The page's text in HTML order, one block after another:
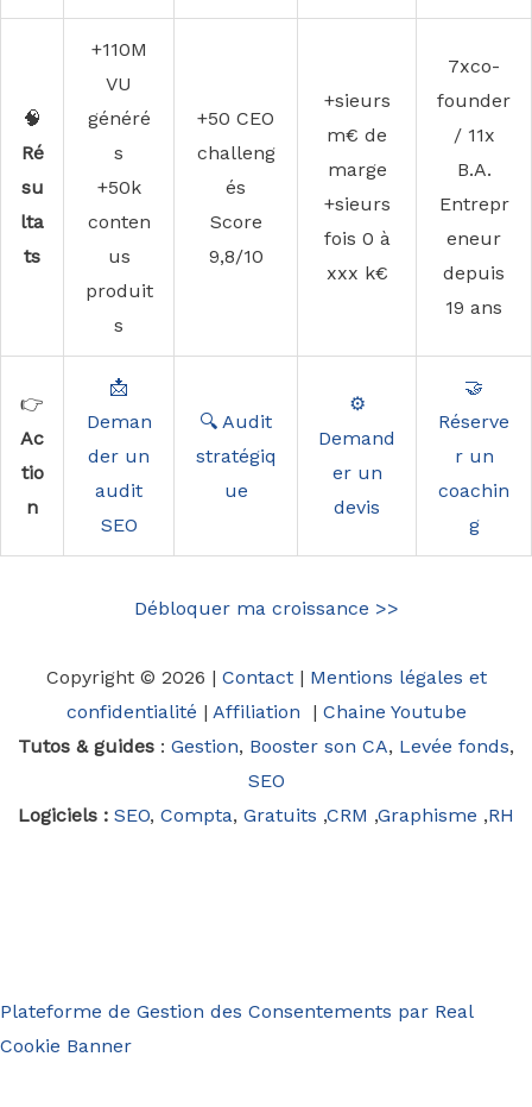
🧠
Ré
su
lta
ts
+110M
VU
généré
s
+50k
conten
us
produit
s
+50 CEO
challeng
és
Score
9,8/10
+sieurs
m€ de
marge
+sieurs
fois 0 à
xxx k€
7xco-
founder
/ 11x
B.A.
Entrepr
eneur
depuis
19 ans
👉
Ac
tio
n
📩
Deman
der un
audit
SEO
🔍 Audit
stratégiq
ue
⚙️
Demand
er un
devis
🤝
Réserve
r un
coachin
g
Débloquer ma croissance >>
Copyright © 2026 | Contact| Mentions légales et
confidentialité | Affiliation | Chaine Youtube
Tutos & guides : Gestion, Booster son CA, Levée fonds,
SEO
Logiciels : SEO, Compta, Gratuits ,CRM ,Graphisme ,RH
Plateforme de Gestion des Consentements par Real
Cookie Banner